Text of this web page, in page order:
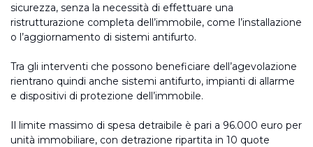
sicurezza, senza la necessità di effettuare una
ristrutturazione completa dell’immobile, come l’installazione
o l’aggiornamento di sistemi antifurto.
Tra gli interventi che possono beneficiare dell’agevolazione
rientrano quindi anche sistemi antifurto, impianti di allarme
e dispositivi di protezione dell’immobile.
Il limite massimo di spesa detraibile è pari a 96.000 euro per
unità immobiliare, con detrazione ripartita in 10 quote